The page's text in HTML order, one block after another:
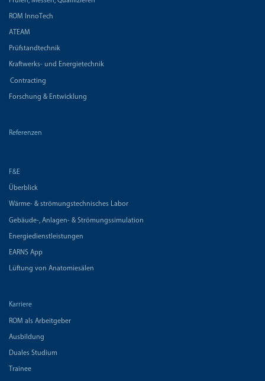
ROM InnoTech
ATEAM
Prüfstandtechnik
Kraftwerks- und Energietechnik
Contracting
Forschung & Entwicklung
Referenzen
F&E
Überblick
Wärme- & strömungstechnisches Labor
Gebäude-, Anlagen- & Strömungssimulation
Energiedienstleistungen
EARNS App
Lüftung von Anatomiesälen
Karriere
ROM als Arbeitgeber
Ausbildung
Duales Studium
Trainee